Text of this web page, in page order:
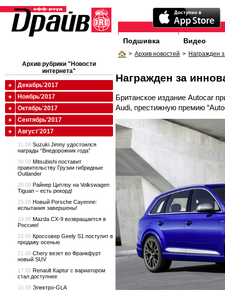
Подшивка Видео
> Архив новостей > Награжден
Награжден за
Британское издание Autocar
Audi, престижную премию
Архив рубрики "Новости
интернета"
Декабрь'2017
Ноябрь'2017
Октябрь'2017
Сентябрь'2017
Август'2017
31.08 Suzuki Jimny удостоился
награды “Внедорожник года”
30.08 Mitsubishi поставит
правительству Грузии гибридные
Outlander
28.08 Райнер Цитлоу на Volkswagen
Tiguan – есть рекорд!
25.08 Новый Porsche Cayenne:
испытания завершены!
24.08 Mazda CX-9 возвращается в
Россию!
22.08 Кроссовер Geely S1 поступит в
продажу осенью
21.08 Chery везет во Франкфурт
новый SUV
17.08 Renault Kaptur с вариатором
стал доступнее
16.08 Электро-GLA